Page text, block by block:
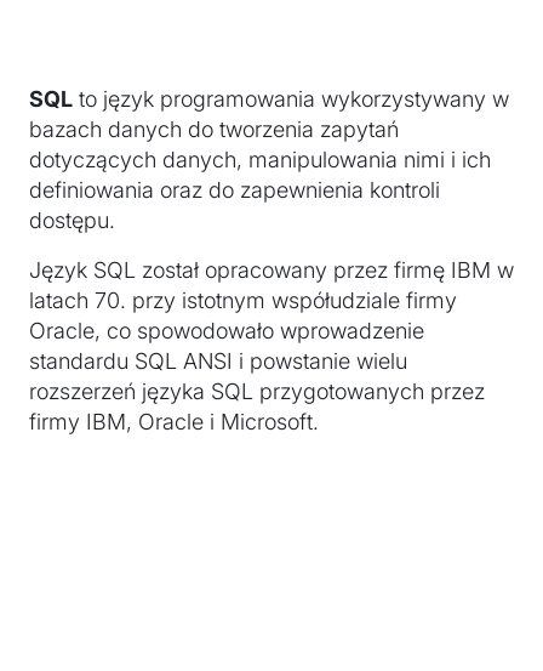
SQL to język programowania wykorzystywany w
bazach danych do tworzenia zapytań
dotyczących danych, manipulowania nimi i ich
definiowania oraz do zapewnienia kontroli
dostępu.
Język SQL został opracowany przez firmę IBM w
latach 70. przy istotnym współudziale firmy
Oracle, co spowodowało wprowadzenie
standardu SQL ANSI i powstanie wielu
rozszerzeń języka SQL przygotowanych przez
firmy IBM, Oracle i Microsoft.